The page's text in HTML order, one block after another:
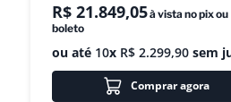
R$ 21.849,05à vista no pix ou
boleto
ou até 10x R$ 2.299,90 sem
Comprar agora